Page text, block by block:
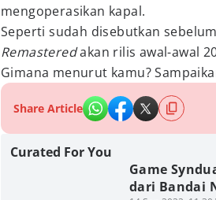
mengoperasikan kapal.
Seperti sudah disebutkan
Remasteredakan rilis awal-awal
Gimana menurut kamu?
Share Article
Curated For You
Game
dari Bandai